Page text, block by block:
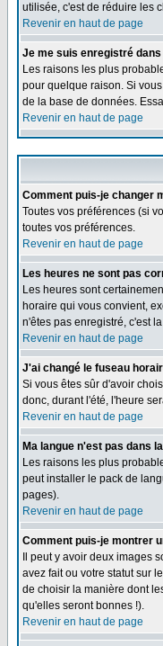
utilisée, c'est de réduire les
Revenir en haut de page
Je me suis enregistré
Les raisons les plus
pour quelque raison. Si
de la base de données.
Revenir en haut de page
Comment puis-je changer
Toutes vos préférences (si
toutes vos préférences.
Revenir en haut de page
Les heures ne sont pas
Les heures sont
horaire qui vous convient,
n'êtes pas enregistré, c'est
Revenir en haut de page
J'ai changé le fuseau
Si vous êtes sûr d'avoir
donc, durant l'été, l'heure
Revenir en haut de page
Ma langue n'est pas dans
Les raisons les plus
peut installer le pack de
pages).
Revenir en haut de page
Comment puis-je montrer
Il peut y avoir deux
avez fait ou votre statut sur
de choisir la manière dont
qu'elles seront bonnes !).
Revenir en haut de page